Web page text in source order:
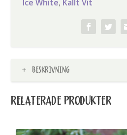
mängd
Ice White, Kallt Vit
BESKRIVNING
RELATERADE PRODUKTER